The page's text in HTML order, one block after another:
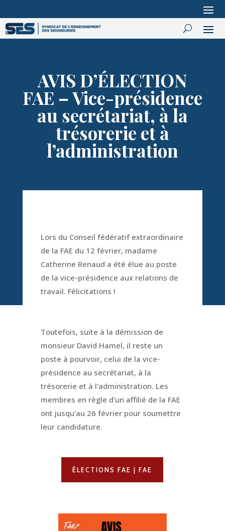
AVIS D’ÉLECTION
FAE – Vice-présidence
au secrétariat, à la
trésorerie et à
l’administration
Lors du Conseil fédératif extraordinaire
de la FAE du 12 février, madame
Catherine Renaud a été élue au poste
de la vice-présidence aux relations de
travail. Félicitations !
Toutefois, suite à la démission de
monsieur David Hamel, il reste un
poste à pourvoir, celui de la vice-
présidence au secrétariat, à la
trésorerie et à l'administration. Les
membres en règle d'un affilié de la FAE
ont jusqu'au 26 février pour soumettre
leur candidature.
ÉLECTIONS FAE | FAE